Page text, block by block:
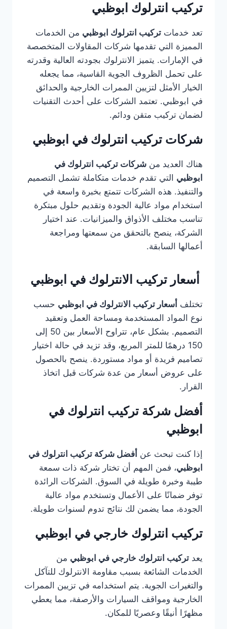
تركيب انترلوك ابوظبي
تعد خدمات تركيب انترلوك ابوظبي من الخدمات
المميزة التي تقدمها شركات المقاولات المتخصصة
في الإمارات. يتميز الانترلوك بجودته العالية وقدرته
على تحمل الظروف الجوية القاسية، مما يجعله
الخيار الأمثل لتزيين الممرات الخارجية والحدائق
في ابوظبي. تعتمد الشركات على أحدث التقنيات
لضمان تركيب متقن ودائم.
شركات تركيب انترلوك في ابوظبي
هناك العديد من شركات تركيب انترلوك في
ابوظبي التي تقدم خدمات متكاملة تشمل التصميم
والتنفيذ. هذه الشركات تتمتع بخبرة واسعة في
استخدام مواد عالية الجودة وتقديم حلول مبتكرة
تناسب مختلف الأذواق والميزانيات. عند اختيار
الشركة، ينصح بالتحقق من سمعتها ومراجعة
أعمالها السابقة.
أسعار تركيب الانترلوك في ابوظبي
تختلف أسعار تركيب الانترلوك في ابوظبي حسب
نوع المواد المستخدمة ومساحة العمل وتعقيد
التصميم. بشكل عام، تتراوح الأسعار بين 50 إلى
150 درهمًا للمتر المربع، وقد تزيد في حالة اختيار
تصاميم فريدة أو مواد مستوردة. ينصح بالحصول
على عروض أسعار من عدة شركات قبل اتخاذ
القرار.
أفضل شركة تركيب انترلوك في
ابوظبي
إذا كنت تبحث عن أفضل شركة تركيب انترلوك في
ابوظبي، فمن المهم أن تختار شركة ذات سمعة
طيبة وخبرة طويلة في السوق. الشركات الرائدة
توفر ضمانًا على الأعمال وتستخدم مواد عالية
الجودة، مما يضمن لك نتائج تدوم لسنوات طويلة.
تركيب انترلوك خارجي في ابوظبي
يعد تركيب انترلوك خارجي في ابوظبي من
الخدمات الشائعة بسبب مقاومة الانترلوك للتآكل
والتغيرات الجوية. يتم استخدامه في تزيين الممرات
الخارجية ومواقف السيارات والأرصفة، مما يعطي
مظهرًا أنيقًا وعصريًا للمكان.